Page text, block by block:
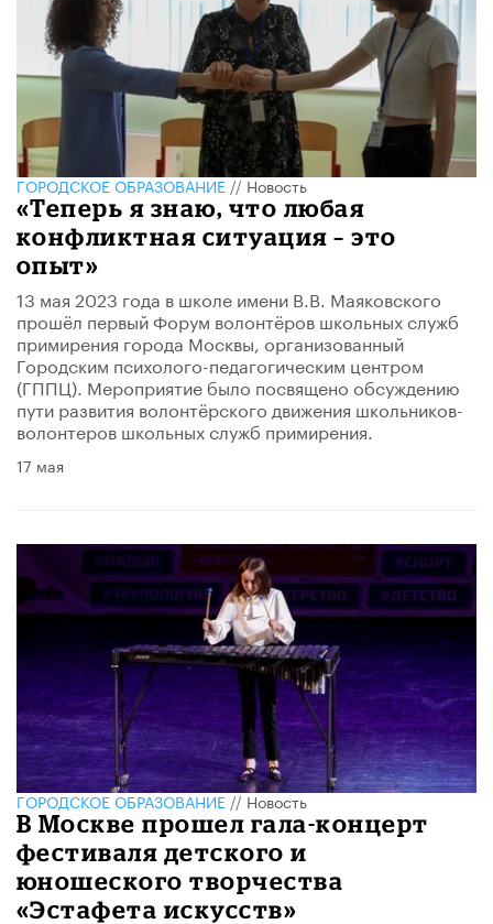
ГОРОДСКОЕ ОБРАЗОВАНИЕ//Новость
«Теперь я знаю, что любая
конфликтная ситуация – это
опыт»
13 мая 2023 года в школе имени В.В. Маяковского
прошёл первый Форум волонтёров школьных служб
примирения города Москвы, организованный
Городским психолого-педагогическим центром
(ГППЦ). Мероприятие было посвящено обсуждению
пути развития волонтёрского движения школьников-
волонтеров школьных служб примирения.
17 мая
ГОРОДСКОЕ ОБРАЗОВАНИЕ//Новость
В Москве прошел гала-концерт
фестиваля детского и
юношеского творчества
«Эстафета искусств»